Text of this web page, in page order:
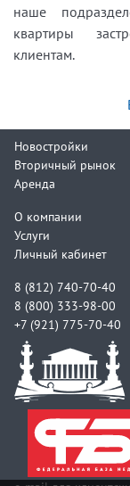
наше
квартиры
клиентам.
Новостройки
Вторичный рынок
Аренда
О компании
Услуги
Личный кабинет
8 (812) 740-70-40
8 (800) 333-98-00
+7 (921) 775-70-40